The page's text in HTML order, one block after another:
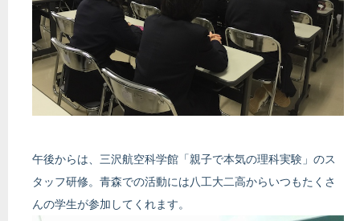
午後からは、三沢航空科学館「親子で本気の理科実験」のス
タッフ研修。青森での活動には八工大二高からいつもたくさ
んの学生が参加してくれます。